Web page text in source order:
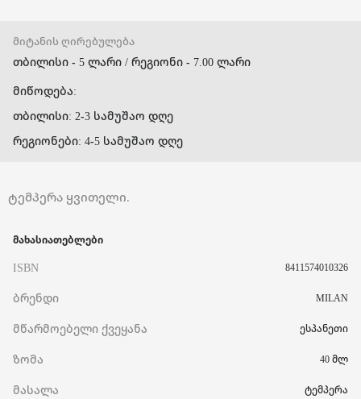
მიტანის ღირებულება
თბილისი - 5 ლარი / რეგიონი - 7.00 ლარი
მიწოდება:
თბილისი: 2-3 სამუშაო დღე
რეგიონები: 4-5 სამუშაო დღე
ტემპერა ყვითელი.
მახასიათებლები
ISBN 8411574010326
ბრენდი MILAN
მწარმოებელი ქვეყანა ესპანეთი
ზომა 40 მლ
მასალა ტემპერა